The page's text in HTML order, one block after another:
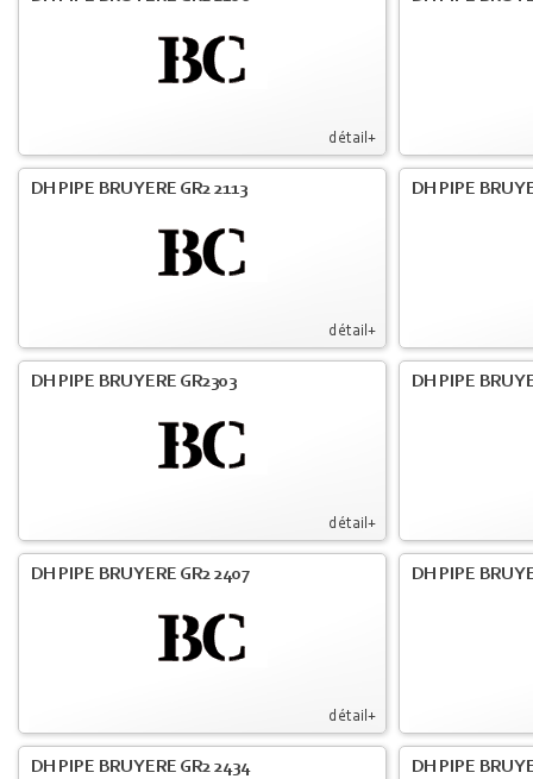
détail+
détail+
DH PIPE BRUYERE GR2 2113 DH PIPE
détail+
DH PIPE BRUYERE GR2303 DH PIPE
détail+
DH PIPE BRUYERE GR2 2407 DH PIPE
DH PIPE BRUYERE GR2 2434 DH PIPE